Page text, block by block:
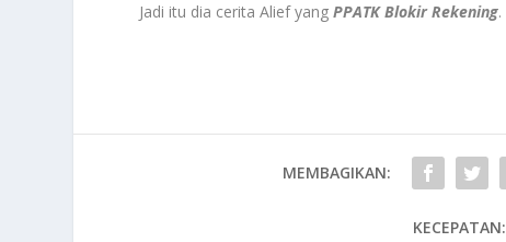
Jadi itu dia cerita Alief yangPPATK Blokir Rekening.
MEMBAGIKAN:
KECEPATAN: